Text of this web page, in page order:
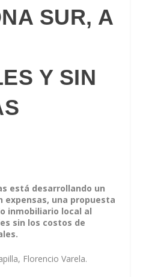
SUR, A
Y SIN
está desarrollando un
expensas, una propuesta
inmobiliario local al
sin los costos de
Florencio Varela.